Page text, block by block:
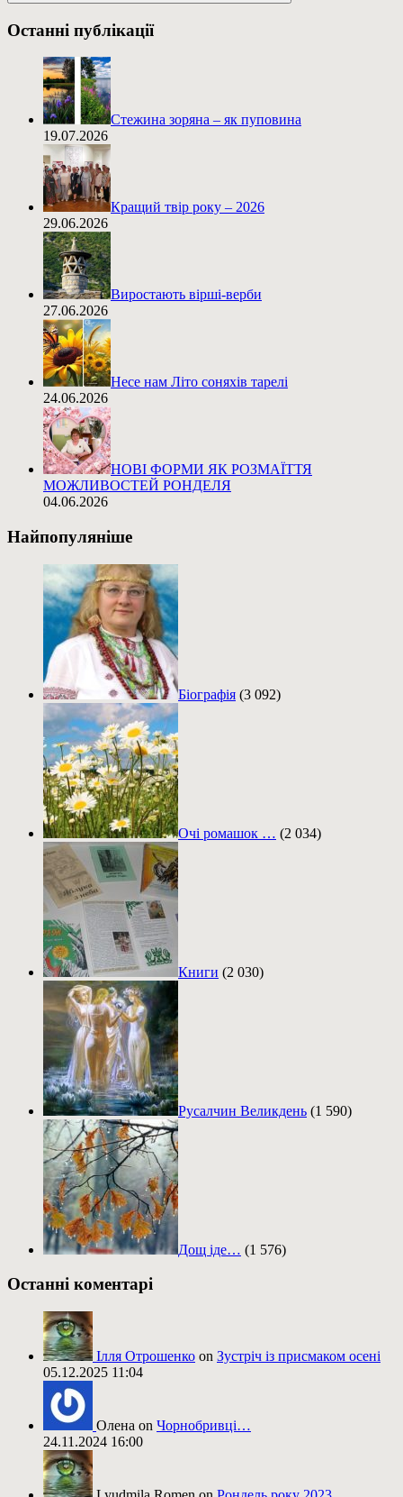
Пошук
Останні публікації
Стежина зоряна – як пуповина
19.07.2026
Кращий твір року – 2026
29.06.2026
Виростають вірші-верби
27.06.2026
Несе нам Літо соняхів тарелі
24.06.2026
НОВІ ФОРМИ ЯК РОЗМАЇТТЯ
МОЖЛИВОСТЕЙ РОНДЕЛЯ
04.06.2026
Найпопуляніше
Біографія (3 092)
Очі ромашок … (2 034)
Книги (2 030)
Русалчин Великдень (1 590)
Дощ іде… (1 576)
Останні коментарі
Ілля Отрошенко on Зустріч із присмаком осені
05.12.2025 11:04
Олена on Чорнобривці…
24.11.2024 16:00